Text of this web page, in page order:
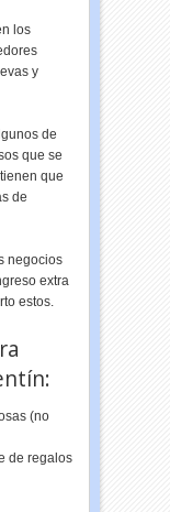
los
y
de
que se
que
de
negocios
extra
estos.
(no
de regalos